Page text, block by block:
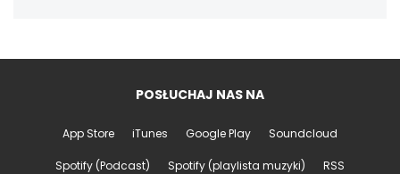
POSŁUCHAJ NAS NA
App Store iTunes Google Play Soundcloud
Spotify (Podcast) Spotify (playlista muzyki) RSS